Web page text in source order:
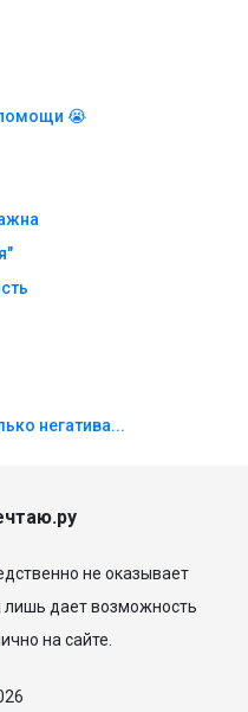
помощи 😭
негатива...
не оказывает
дает возможность
на сайте.